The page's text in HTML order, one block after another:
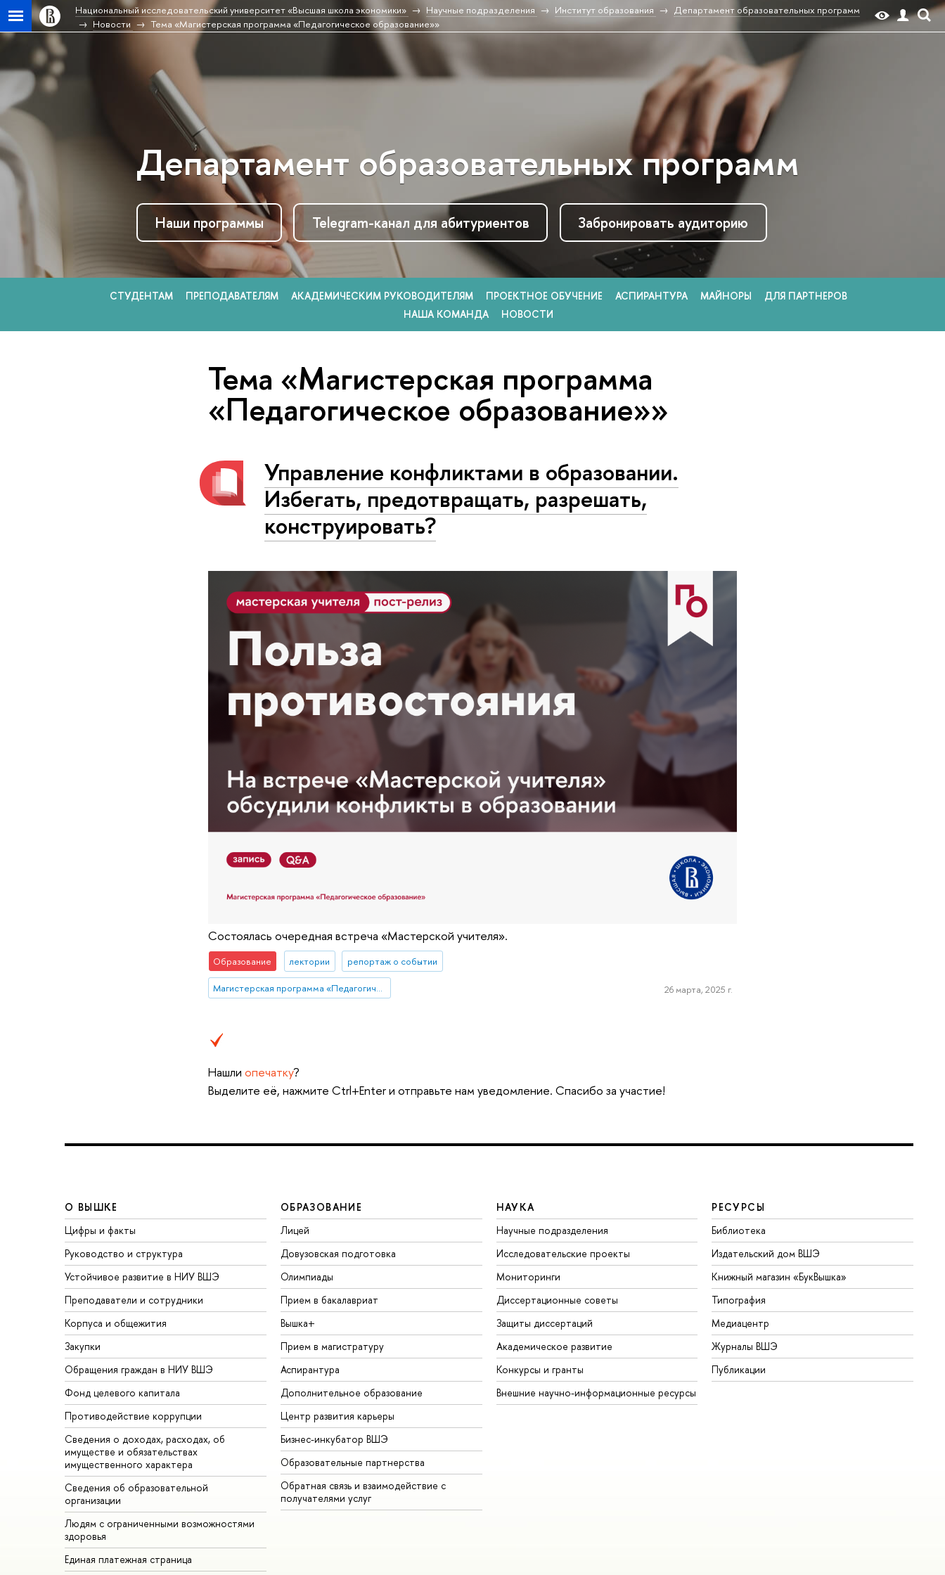
Национальный исследовательский университет «Высшая школа экономики» Научные подразделения Институт образования
Департамент образовательных программ
Новости
Тема «Магистерская программа «Педагогическое образование»»
Департамент образовательных программ
Наши программы Telegram-канал для абитуриентов Забронировать аудиторию
СТУДЕНТАМ ПРЕПОДАВАТЕЛЯМ АКАДЕМИЧЕСКИМ РУКОВОДИТЕЛЯМ ПРОЕКТНОЕ ОБУЧЕНИЕ АСПИРАНТУРА МАЙНОРЫ
ДЛЯ ПАРТНЕРОВ
НАША КОМАНДА
НОВОСТИ
Тема «Магистерская программа
«Педагогическое образование»»
Управление конфликтами в образовании.
Избегать, предотвращать, разрешать,
конструировать?
Cостоялась очередная встреча «Мастерской учителя».
Образование лектории репортаж о событии
Магистерская программа «Педагогическое образование» 26 марта, 2025 г.
Нашли опечатку?
Выделите её, нажмите Ctrl+Enter и отправьте нам уведомление. Спасибо за участие!
О ВЫШКЕ
Цифры и факты
Руководство и структура
Устойчивое развитие в НИУ ВШЭ
Преподаватели и сотрудники
Корпуса и общежития
Закупки
Обращения граждан в НИУ ВШЭ
Фонд целевого капитала
Противодействие коррупции
Сведения о доходах, расходах, об
имуществе и обязательствах
имущественного характера
Сведения об образовательной
организации
Людям с ограниченными возможностями
здоровья
Единая платежная страница
ОБРАЗОВАНИЕ
Лицей
Довузовская подготовка
Олимпиады
Прием в бакалавриат
Вышка+
Прием в магистратуру
Аспирантура
Дополнительное образование
Центр развития карьеры
Бизнес-инкубатор ВШЭ
Образовательные партнерства
Обратная связь и взаимодействие с
получателями услуг
НАУКА
Научные подразделения
Исследовательские проекты
Мониторинги
Диссертационные советы
Защиты диссертаций
Академическое развитие
Конкурсы и гранты
Внешние научно-информационные ресурсы
РЕСУРСЫ
Библиотека
Издательский дом ВШЭ
Книжный магазин «БукВышка»
Типография
Медиацентр
Журналы ВШЭ
Публикации